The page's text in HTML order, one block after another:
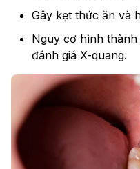
Gây kẹt thức ăn và
Nguy cơ hình
đánh giá X-quang.